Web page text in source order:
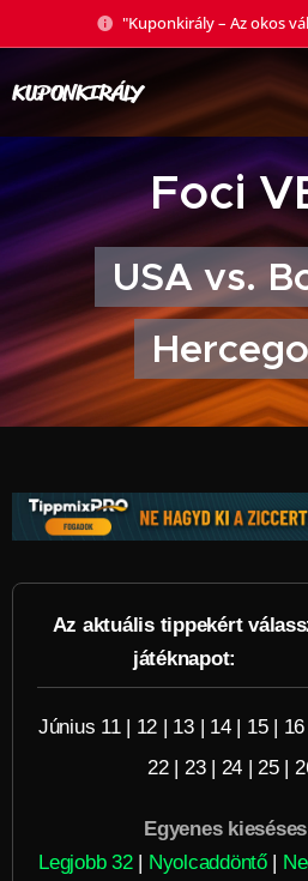
"Kuponkirály – Az okos
KUPONKIRÁLY
🏆 Foci
USA vs.
Az aktuális tippekért
játéknapot:
Június 11| 12 | 13| 14| 15| 16
22| 23| 24 | 25|
Egyenes
Legjobb 32| Nyolcaddöntő|